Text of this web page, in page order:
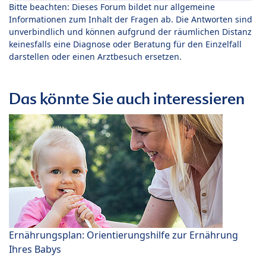
Bitte beachten: Dieses Forum bildet nur allgemeine
Informationen zum Inhalt der Fragen ab. Die Antworten sind
unverbindlich und können aufgrund der räumlichen Distanz
keinesfalls eine Diagnose oder Beratung für den Einzelfall
darstellen oder einen Arztbesuch ersetzen.
Das könnte Sie auch interessieren
Ernährungsplan: Orientierungshilfe zur Ernährung
Ihres Babys